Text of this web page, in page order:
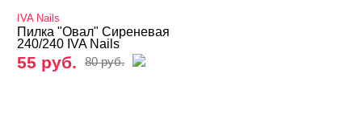
IVA Nails
Пилка "Овал" Сиреневая
240/240 IVA Nails
55 руб. 80 руб.